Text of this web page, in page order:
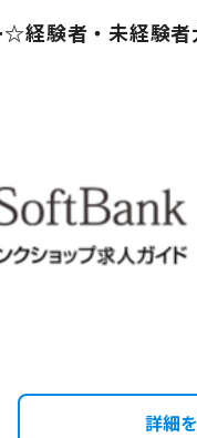
☆経験者・未経験
詳細